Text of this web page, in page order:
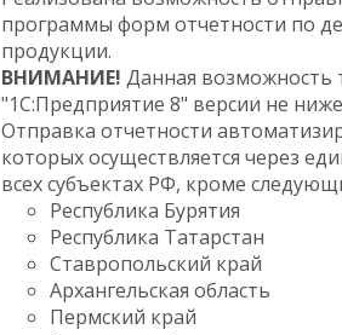
программы форм отчетности по
продукции.
ВНИМАНИЕ! Данная возможность
"1С:Предприятие 8" версии не ниже
Отправка отчетности
которых осуществляется через
всех субъектах РФ, кроме
Республика Бурятия
Республика Татарстан
Ставропольский край
Архангельская область
Пермский край